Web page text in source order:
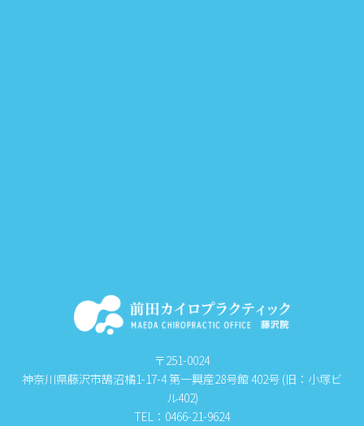
〒251-0024
神奈川県藤沢市鵠沼橘1-17-4 第一興産28号館 402号 (旧：小塚ビ
ル402)
TEL：0466-21-9624